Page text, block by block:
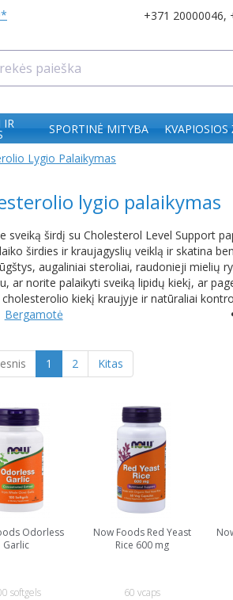
+371 20000046,
IR SPORTINĖ MITYBA KVAPIOSIOS
Lygio Palaikymas
lygio palaikymas
sveiką širdį su Cholesterol Level Support
širdies ir kraujagyslių veiklą ir skatina
augaliniai steroliai, raudonieji mielių
ar norite palaikyti sveiką lipidų kiekį, ar
kiekį kraujyje ir natūraliai
Bergamotė
1 2 Kitas
Odorless
Garlic
softgels
Now Foods Red Yeast
Rice 600 mg
60 vcaps